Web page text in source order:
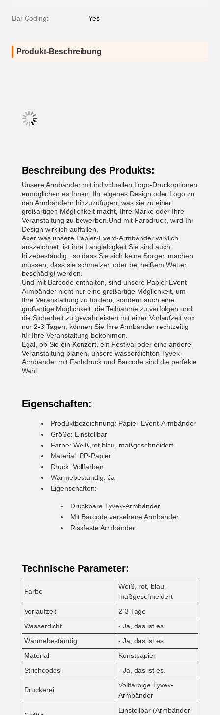
Bar Coding: Yes
Produkt-Beschreibung
Beschreibung des Produkts:
Unsere Armbänder mit individuellen Logo-Druckoptionen
ermöglichen es Ihnen, Ihr eigenes Design oder Logo zu
den Armbändern hinzuzufügen, was sie zu einer
großartigen Möglichkeit macht, Ihre Marke oder Ihre
Veranstaltung zu bewerben.Und mit Farbdruck, wird Ihr
Design wirklich auffallen.
Aber was unsere Papier-Event-Armbänder wirklich
auszeichnet, ist ihre Langlebigkeit.Sie sind auch
hitzebeständig., so dass Sie sich keine Sorgen machen
müssen, dass sie schmelzen oder bei heißem Wetter
beschädigt werden.
Und mit Barcode enthalten, sind unsere Papier Event
Armbänder nicht nur eine großartige Möglichkeit, um
Ihre Veranstaltung zu fördern, sondern auch eine
großartige Möglichkeit, die Teilnahme zu verfolgen und
die Sicherheit zu gewährleisten.mit einer Vorlaufzeit von
nur 2-3 Tagen, können Sie Ihre Armbänder rechtzeitig
für Ihre Veranstaltung bekommen.
Egal, ob Sie ein Konzert, ein Festival oder eine andere
Veranstaltung planen, unsere wasserdichten Tyvek-
Armbänder mit Farbdruck und Barcode sind die perfekte
Wahl.
Eigenschaften:
Produktbezeichnung: Papier-Event-Armbänder
Größe: Einstellbar
Farbe: Weiß,rot,blau, maßgeschneidert
Material: PP-Papier
Druck: Vollfarben
Wärmebeständig: Ja
Eigenschaften:
Druckbare Tyvek-Armbänder
Mit Barcode versehene Armbänder
Rissfeste Armbänder
Technische Parameter:
Farbe
Weiß, rot, blau,
maßgeschneidert
Vorlaufzeit
2-3 Tage
Wasserdicht
- Ja, das ist es.
Wärmebeständig
- Ja, das ist es.
Material
Kunstpapier
Strichcodes
- Ja, das ist es.
Druckerei
Vollfarbige Tyvek-
Armbänder
Einstellbar (Armbänder